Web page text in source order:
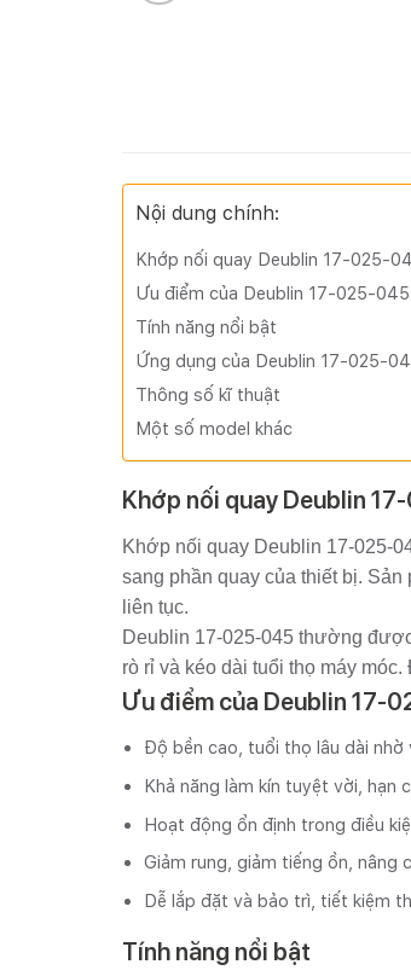
Nội dung chính:
Khớp nối quay Deublin 17-025-
Ưu điểm của Deublin 17-025-045
Tính năng nổi bật
Ứng dụng của Deublin 17-025-
Thông số kĩ thuật
Một số model khác
Khớp nối quay Deublin
Khớp nối quay Deublin 17-025-
sang phần quay của thiết bị.
liên tục.
Deublin 17-025-045 thường
rò rỉ và kéo dài tuổi thọ máy
Ưu điểm của Deublin 17-
Độ bền cao, tuổi thọ lâu dài
Khả năng làm kín tuyệt vời, hạn
Hoạt động ổn định trong điều
Giảm rung, giảm tiếng ồn, nâng
Dễ lắp đặt và bảo trì, tiết kiệm
Tính năng nổi bật